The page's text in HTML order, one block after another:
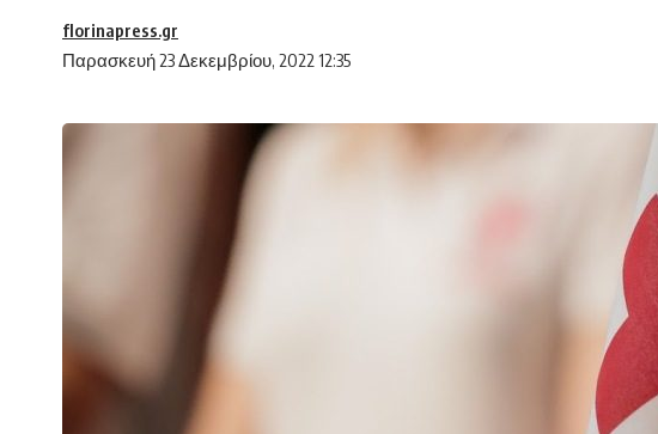
Παρασκευή 23 Δεκεμβρίου, 2022 12:35
florinapress.gr